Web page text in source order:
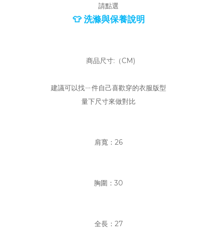
請點選
👕 洗滌與保養說明
商品尺寸:（CM)
建議可以找ㄧ件自己喜歡穿的衣服版型
量下尺寸來做對比
肩寬：26
胸圍：30
全長：27